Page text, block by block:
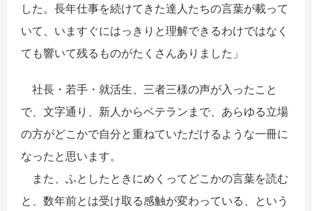
した。長年仕事を続けてきた達人たちの言葉が載って
いて、いますぐにはっきりと理解できるわけではなく
ても響いて残るものがたくさんありました」
社長・若手・就活生、三者三様の声が入ったこと
で、文字通り、新人からベテランまで、あらゆる立場
の方がどこかで自分と重ねていただけるような一冊に
なったと思います。
また、ふとしたときにめくってどこかの言葉を読む
と、数年前とは受け取る感触が変わっている、という